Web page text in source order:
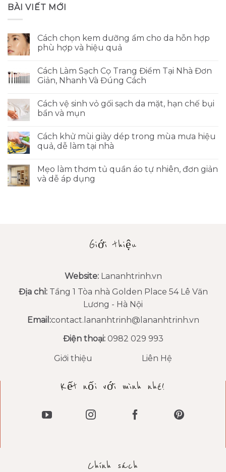
BÀI VIẾT MỚI
Cách chọn kem dưỡng ẩm cho da hỗn hợp
phù hợp và hiệu quả
Cách Làm Sạch Cọ Trang Điểm Tại Nhà Đơn
Giản, Nhanh Và Đúng Cách
Cách vệ sinh vỏ gối sạch da mặt, hạn chế bụi
bẩn và mụn
Cách khử mùi giày dép trong mùa mưa hiệu
quả, dễ làm tại nhà
Mẹo làm thơm tủ quần áo tự nhiên, đơn giản
và dễ áp dụng
Giới thiệu
Website: Lananhtrinh.vn
Địa chỉ: Tầng 1 Tòa nhà Golden Place 54 Lê Văn
Lương - Hà Nội
Email:contact.lananhtrinh@lananhtrinh.vn
Điện thoại: 0982 029 993
Giới thiệu Liên Hệ
Kết nối với mình nhé!
Chính sách